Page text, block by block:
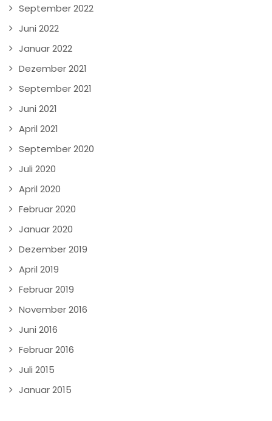
September 2022
Juni 2022
Januar 2022
Dezember 2021
September 2021
Juni 2021
April 2021
September 2020
Juli 2020
April 2020
Februar 2020
Januar 2020
Dezember 2019
April 2019
Februar 2019
November 2016
Juni 2016
Februar 2016
Juli 2015
Januar 2015